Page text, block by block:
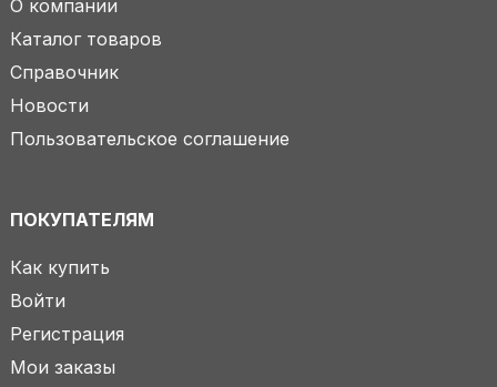
О компании
Каталог товаров
Справочник
Новости
Пользовательское соглашение
ПОКУПАТЕЛЯМ
Как купить
Войти
Регистрация
Мои заказы